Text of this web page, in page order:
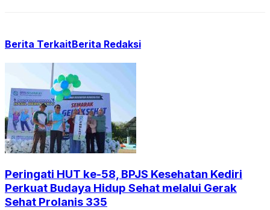
Berita TerkaitBerita Redaksi
Peringati HUT ke-58, BPJS Kesehatan Kediri
Perkuat Budaya Hidup Sehat melalui Gerak
Sehat Prolanis 335